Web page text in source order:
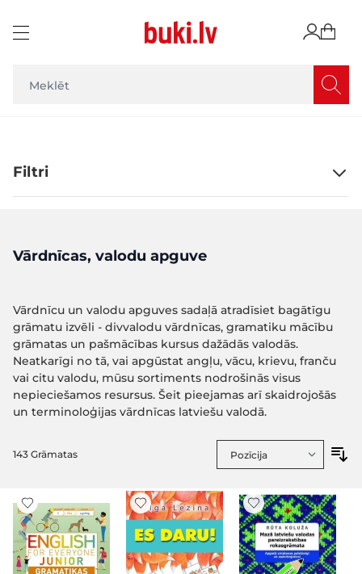
Filtri
Vārdnīcas, valodu apguve
Vārdnīcu un valodu apguves sadaļā atradīsiet bagātīgu
grāmatu izvēli - divvalodu vārdnīcas, gramatiku mācību
grāmatas un pašmācības kursus dažādās valodās.
Neatkarīgi no tā, vai apgūstat angļu, vācu, krievu, franču
vai citu valodu, mūsu sortiments nodrošinās visus
nepieciešamos resursus. Šeit pieejamas arī skaidrojošās
un terminoloģijas vārdnīcas latviešu valodā.
143 Grāmatas